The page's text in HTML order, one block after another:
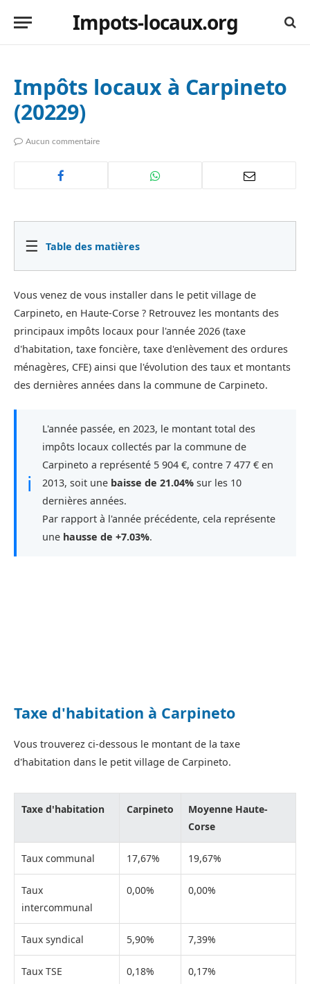
Impots-locaux.org
Impôts locaux à Carpineto
(20229)
Aucun commentaire
☰ Table des matières
Vous venez de vous installer dans le petit village de
Carpineto, en Haute-Corse ? Retrouvez les montants des
principaux impôts locaux pour l'année 2026 (taxe
d'habitation, taxe foncière, taxe d'enlèvement des ordures
ménagères, CFE) ainsi que l'évolution des taux et montants
des dernières années dans la commune de Carpineto.
ℹ
L'année passée, en 2023, le montant total des
impôts locaux collectés par la commune de
Carpineto a représenté 5 904 €, contre 7 477 € en
2013, soit une baisse de 21.04% sur les 10
dernières années.
Par rapport à l'année précédente, cela représente
une hausse de +7.03%.
Taxe d'habitation à Carpineto
Vous trouverez ci-dessous le montant de la taxe
d'habitation dans le petit village de Carpineto.
Taxe d'habitation Carpineto
Moyenne Haute-
Corse
Taux communal 17,67% 19,67%
Taux
intercommunal
0,00% 0,00%
Taux syndical 5,90% 7,39%
Taux TSE 0,18% 0,17%